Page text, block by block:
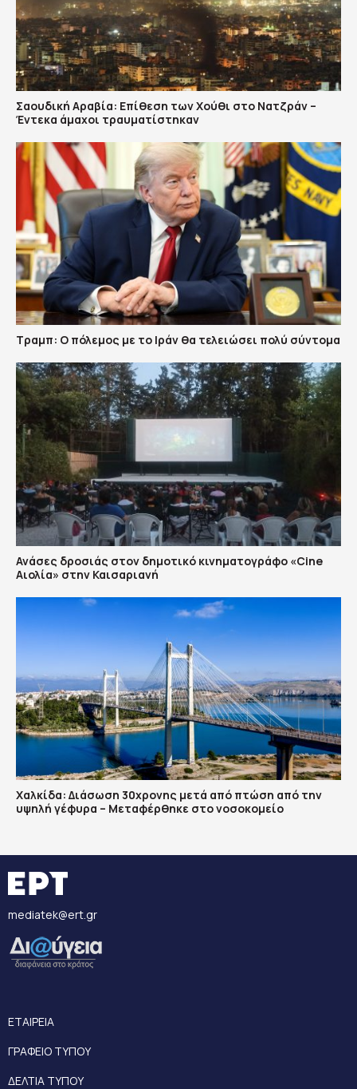
Σαουδική Αραβία: Επίθεση των Χούθι στο Νατζράν –
Έντεκα άμαχοι τραυματίστηκαν
Τραμπ: Ο πόλεμος με το Ιράν θα τελειώσει πολύ σύντομα
Ανάσες δροσιάς στον δημοτικό κινηματογράφο «Cine
Αιολία» στην Καισαριανή
Χαλκίδα: Διάσωση 30χρονης μετά από πτώση από την
υψηλή γέφυρα – Μεταφέρθηκε στο νοσοκομείο
mediatek@ert.gr
ΕΤΑΙΡΕΙΑ
ΓΡΑΦΕΙΟ ΤΥΠΟΥ
ΔΕΛΤΙΑ ΤΥΠΟΥ